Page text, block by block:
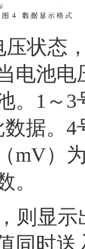
状态
电池电
。1～
据。
mV）
。
则显示
同时